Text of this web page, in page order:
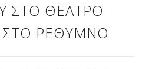
ΣΤΟ ΘΈΑΤΡΟ
ΣΤΟ ΡΕΘΎΜΝΟ